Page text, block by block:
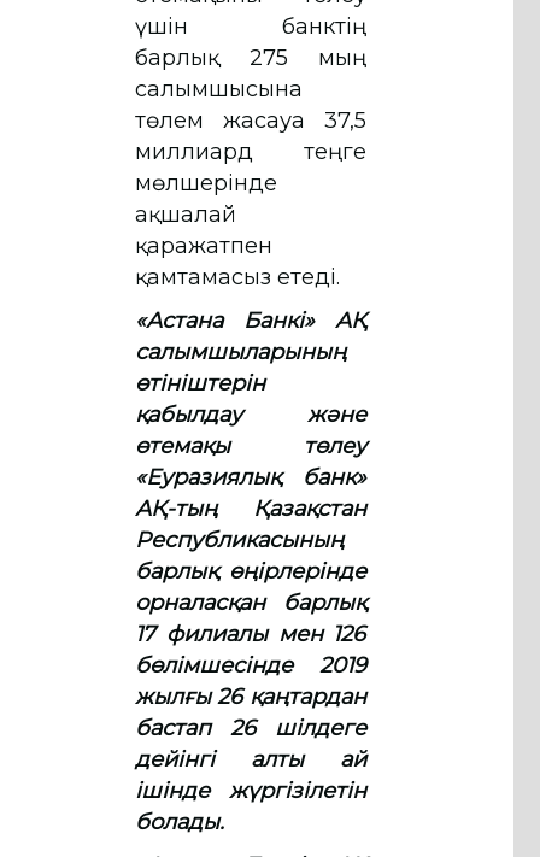
үшін банктің
барлық 275 мың
салымшысына
төлем жасауға 37,5
миллиард теңге
мөлшерінде
ақшалай
қаражатпен
қамтамасыз етеді.
«Астана Банкі» АҚ
салымшыларының
өтініштерін
қабылдау және
өтемақы төлеу
«Еуразиялық банк»
АҚ-тың Қазақстан
Республикасының
барлық өңірлерінде
орналасқан барлық
17 филиалы мен 126
бөлімшесінде 2019
жылғы 26 қаңтардан
бастап 26 шілдеге
дейінгі алты ай
ішінде жүргізілетін
болады.